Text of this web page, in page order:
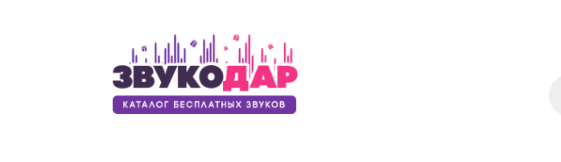
Перейти
к
навигации
Перейти
к
содержимому